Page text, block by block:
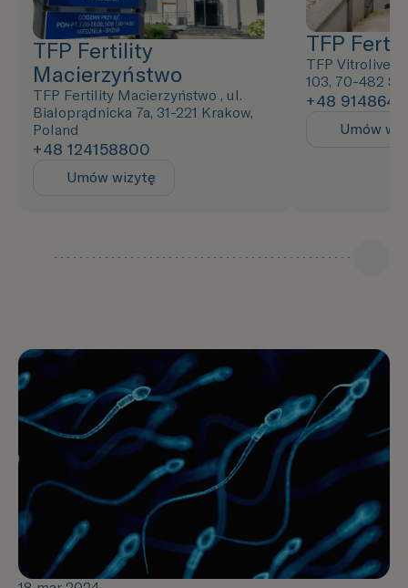
TFP Fertility
Macierzyństwo
TFP Fertility Macierzyństwo , ul.
Białoprądnicka 7a, 31-221 Krakow,
Poland
+48 124158800
Umów wizytę
TFP
TFP Vitrolive ,
103, 70-482
+48
Umów